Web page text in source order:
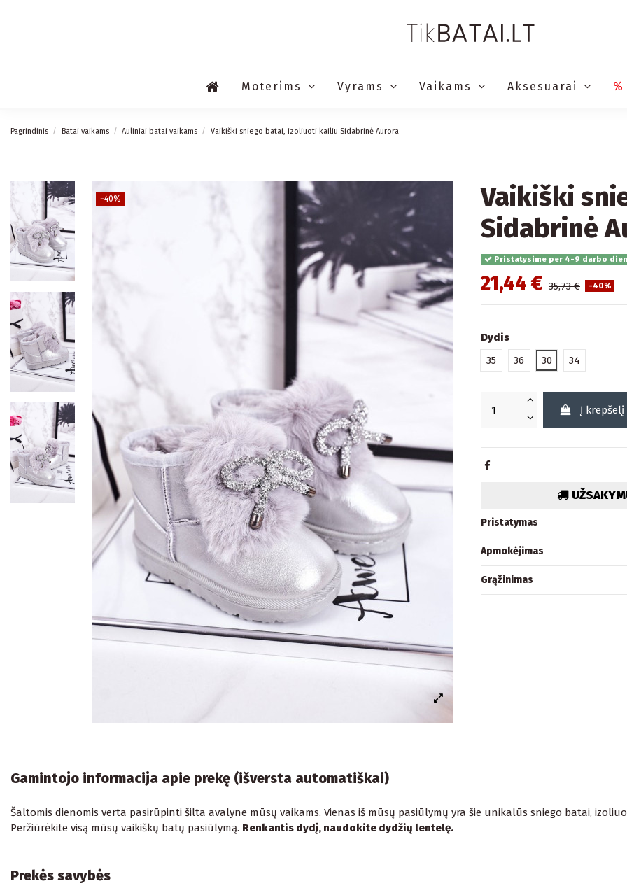
Moterims Vyrams Vaikams Aksesuarai %
Pagrindinis Batai vaikams Auliniai batai vaikams Vaikiški sniego batai, izoliuoti kailiu Sidabrinė Aurora
−40%
Vaikiški
Sidabrinė
Pristatysime per 4-9 darbo
21,44 € 35,73 € -40%
Dydis
35
36 30 34
Į krepšelį
Pristatymas
Apmokėjimas
Grąžinimas
Gamintojo informacija apie prekę (išversta automatiškai)
Šaltomis dienomis verta pasirūpinti šilta avalyne mūsų vaikams. Vienas iš mūsų pasiūlymų yra šie unikalūs sniego batai,
Peržiūrėkite visą mūsų vaikiškų batų pasiūlymą. Renkantis dydį, naudokite dydžių lentelę.
Prekės savybės